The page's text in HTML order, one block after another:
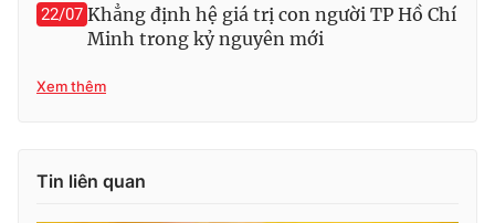
22/07 Khẳng định hệ giá trị con người TP Hồ Chí
Minh trong kỷ nguyên mới
Xem thêm
Tin liên quan